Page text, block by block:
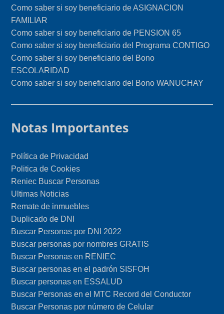
Como saber si soy beneficiario de ASIGNACION
FAMILIAR
Como saber si soy beneficiario de PENSION 65
Como saber si soy beneficiario del Programa CONTIGO
Como saber si soy beneficiario del Bono
ESCOLARIDAD
Como saber si soy beneficiario del Bono WANUCHAY
Notas Importantes
Política de Privacidad
Politica de Cookies
Reniec Buscar Personas
Ultimas Noticias
Remate de inmuebles
Duplicado de DNI
Buscar Personas por DNI 2022
Buscar personas por nombres GRATIS
Buscar Personas en RENIEC
Buscar personas en el padrón SISFOH
Buscar personas en ESSALUD
Buscar Personas en el MTC Record del Conductor
Buscar Personas por número de Celular